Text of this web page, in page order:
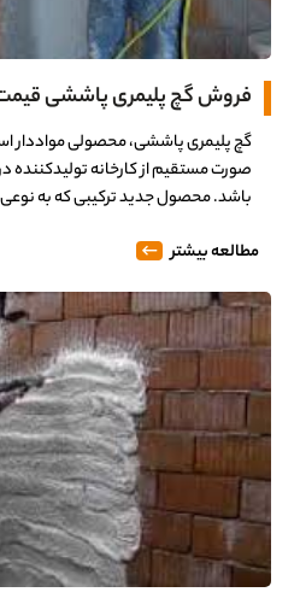
فروش گچ پلیمری پاششی
گچ پلیمری پاششی، محصولی مواددار
صورت مستقیم از کارخانه
باشد. محصول جدید ترکیبی که به نوعی
مطالعه بیشتر